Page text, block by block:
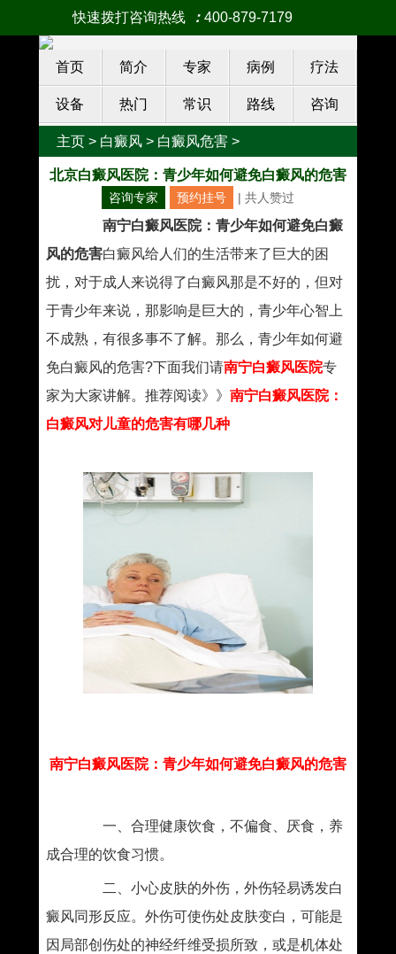
快速拨打咨询热线 ： 400-879-7179
首页 简介 专家 病例 疗法
设备 热门 常识 路线 咨询
主页 > 白癜风 > 白癜风危害 >
北京白癜风医院：青少年如何避免白癜风的危害
咨询专家 预约挂号 | 共人赞过
南宁白癜风医院：青少年如何避免白癜
风的危害白癜风给人们的生活带来了巨大的困
扰，对于成人来说得了白癜风那是不好的，但对
于青少年来说，那影响是巨大的，青少年心智上
不成熟，有很多事不了解。那么，青少年如何避
免白癜风的危害?下面我们请南宁白癜风医院专
家为大家讲解。推荐阅读》》 南宁白癜风医院：
白癜风对儿童的危害有哪几种
南宁白癜风医院：青少年如何避免白癜风的危害
一、合理健康饮食，不偏食、厌食，养
成合理的饮食习惯。
二、小心皮肤的外伤，外伤轻易诱发白
癜风同形反应。外伤可使伤处皮肤变白，可能是
因局部创伤处的神经纤维受损所致，或是机体处